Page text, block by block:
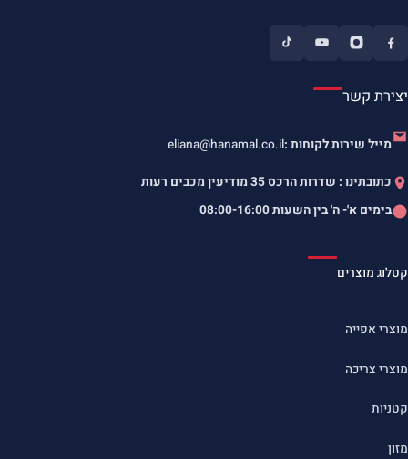
יצירת קשר
מייל שירות לקוחות :eliana@hanamal.co.il
כתובתינו : שדרות הרכס 35 מודיעין מכבים רעות
בימים א'- ה' בין השעות08:00-16:00
קטלוג מוצרים
מוצרי אפייה
מוצרי צריכה
קטניות
מזון